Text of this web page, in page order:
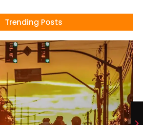
Trending Posts